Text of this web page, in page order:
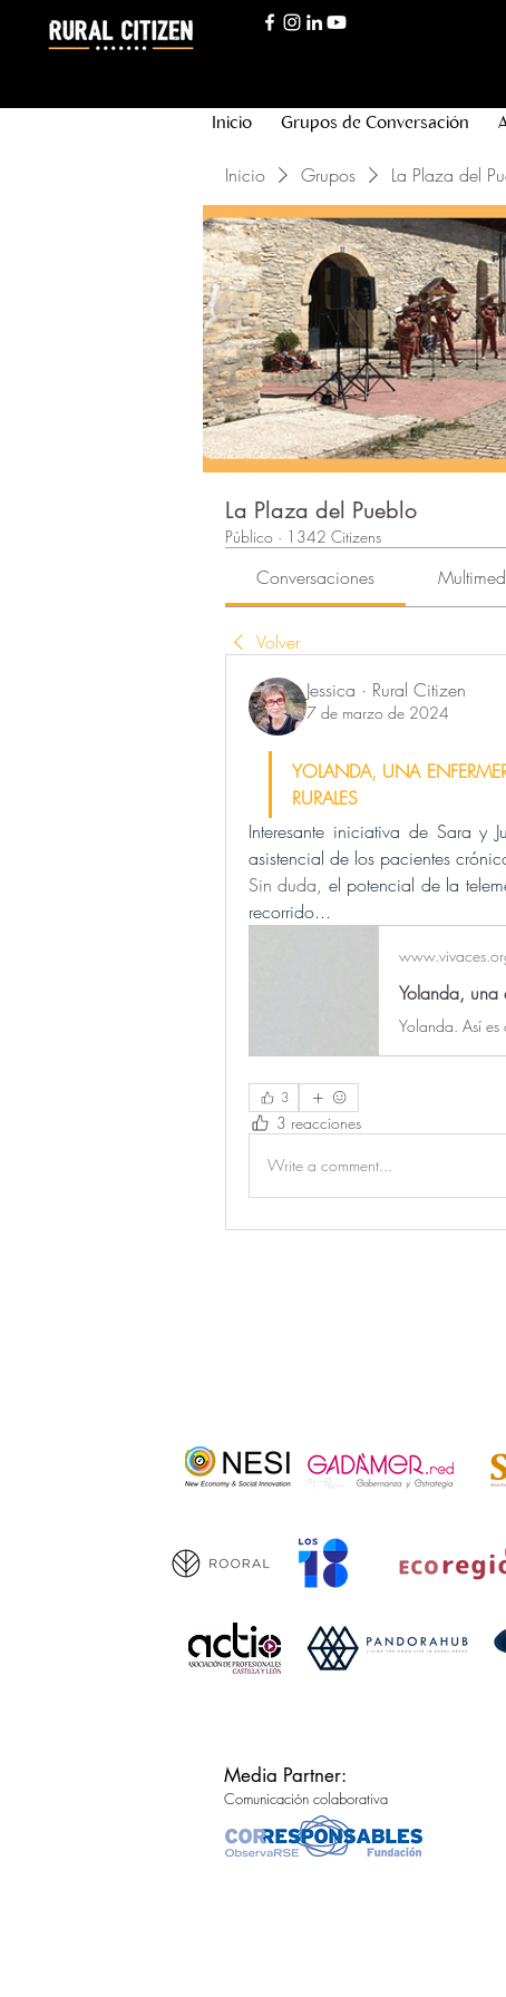
Inicio Grupos de Conversación
Inicio Grupos La Plaza del
La Plaza del Pueblo
Público · 1342 Citizens
Conversaciones
Volver
Jessica · Rural Citizen
7 de marzo de 2024
YOLANDA, UNA
RURALES
Interesante iniciativa de Sara y
asistencial de los pacientes
Sin duda, el potencial de la
recorrido...
3
3 reacciones
Write a comment...
Media Partner:
Comunicación colaborativa